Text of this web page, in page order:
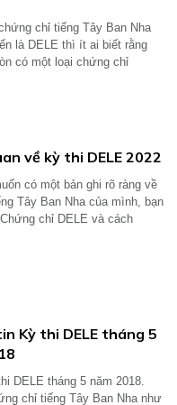
chỉ tiếng Tây Ban Nha
là DELE thì ít ai biết rằng
có một loại chứng chỉ
về kỳ thi DELE 2022
có một bản ghi rõ ràng về
Tây Ban Nha của mình, bạn
chỉ DELE và cách
Kỳ thi DELE tháng 5
DELE tháng 5 năm 2018.
chỉ tiếng Tây Ban Nha như